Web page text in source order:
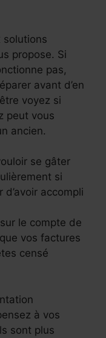
solutions
propose. Si
pas,
avant d’en
voyez si
peut vous
ancien.
se gâter
si
accompli
le compte de
vos factures
censé
à vos
sont plus